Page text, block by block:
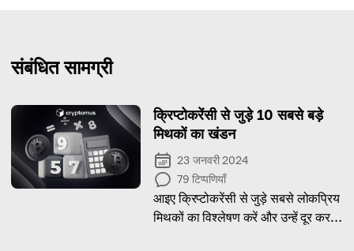
संबंधित सामग्री
क्रिप्टोकरेंसी से जुड़े 10 सबसे बड़े
मिथकों का खंडन
23 जनवरी 2024
79 टिप्पणियाँ
आइए क्रिप्टोकरेंसी से जुड़े सबसे लोकप्रिय
मिथकों का विश्लेषण करें और उन्हें दूर करने